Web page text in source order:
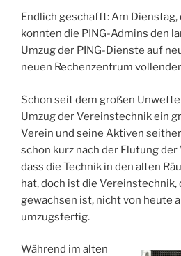
Endlich geschafft: Am Dienstag,
konnten die PING-Admins den
Umzug der PING-Dienste auf
neuen Rechenzentrum
Schon seit dem großen
Umzug der Vereinstechnik ein
Verein und seine Aktiven
schon kurz nach der Flutung
dass die Technik in den alten
hat, doch ist die Vereinstechnik,
gewachsen ist, nicht von heute
umzugsfertig.
Während im alten